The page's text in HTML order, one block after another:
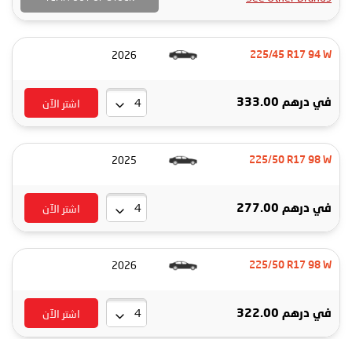
225/45 R17 94 W
2026
في درهم 333.00 اشتر الآن
225/50 R17 98 W
2025
في درهم 277.00 اشتر الآن
225/50 R17 98 W
2026
في درهم 322.00 اشتر الآن